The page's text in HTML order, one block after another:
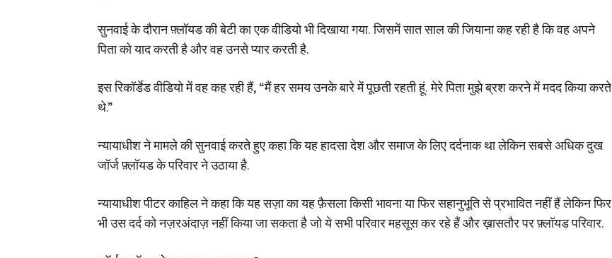
सुनवाई के दौरान फ़्लॉयड की बेटी का एक वीडियो भी दिखाया गया. जिसमें सात साल की जियाना कह रही है कि वह अपने
पिता को याद करती है और वह उनसे प्यार करती है.
इस रिकॉर्डेड वीडियो में वह कह रही हैं, “मैं हर समय उनके बारे में पूछती रहती हूं. मेरे पिता मुझे ब्रश करने में मदद किया करते
थे.”
न्यायाधीश ने मामले की सुनवाई करते हुए कहा कि यह हादसा देश और समाज के लिए दर्दनाक था लेकिन सबसे अधिक दुख
जॉर्ज फ़्लॉयड के परिवार ने उठाया है.
न्यायाधीश पीटर काहिल ने कहा कि यह सज़ा का यह फ़ैसला किसी भावना या फिर सहानुभूति से प्रभावित नहीं हैं लेकिन फिर
भी उस दर्द को नज़रअंदाज़ नहीं किया जा सकता है जो ये सभी परिवार महसूस कर रहे हैं और ख़ासतौर पर फ़्लॉयड परिवार.